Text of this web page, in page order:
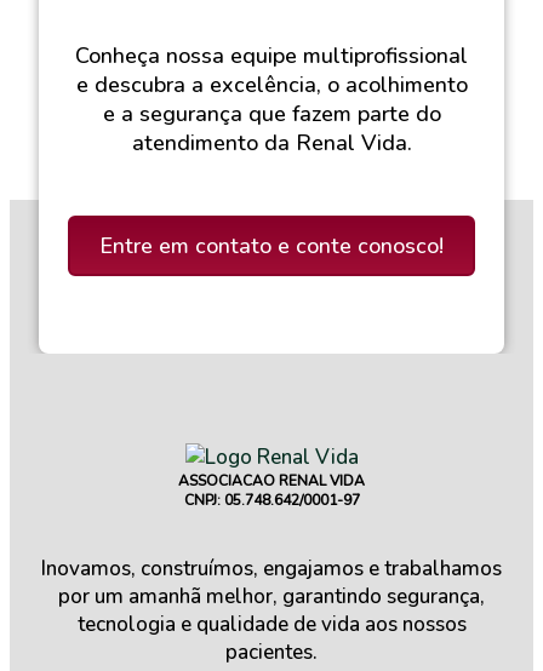
Conheça nossa equipe multiprofissional
e descubra a excelência, o acolhimento
e a segurança que fazem parte do
atendimento da Renal Vida.
Entre em contato e conte conosco!
ASSOCIACAO RENAL VIDA
CNPJ: 05.748.642/0001-97
Inovamos, construímos, engajamos e trabalhamos
por um amanhã melhor, garantindo segurança,
tecnologia e qualidade de vida aos nossos
pacientes.